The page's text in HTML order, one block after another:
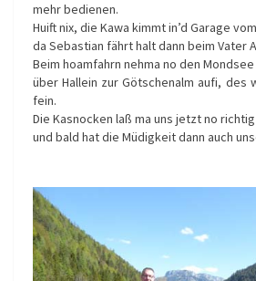
mehr bedienen.
Huift nix, die Kawa kimmt in’d Garage
da Sebastian fährt halt dann beim Vater
Beim hoamfahrn nehma no den
über Hallein zur Götschenalm aufi, des
fein.
Die Kasnocken laß ma uns jetzt no
und bald hat die Müdigkeit dann auch